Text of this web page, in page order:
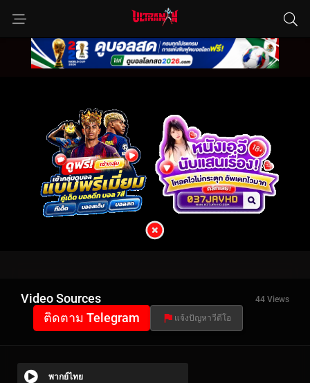
Video Sources 44 Views
ติดตาม Telegram แจ้งปัญหาวีดีโอ
พากย์ไทย